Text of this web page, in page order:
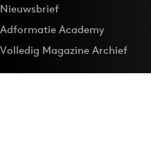
Nieuwsbrief
Adformatie Academy
Volledig Magazine Archief